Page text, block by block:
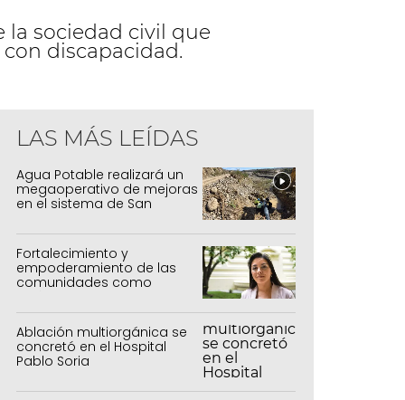
la sociedad civil que
discapacidad.
a instituciones que abordan la
LAS MÁS LEÍDAS
Agua Potable realizará un
megaoperativo de mejoras
en el sistema de San
Fortalecimiento y
empoderamiento de las
comunidades como
Ablación multiorgánica se
concretó en el Hospital
Pablo Soria